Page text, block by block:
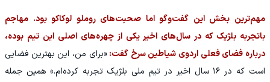
مهم‌ترین بخش این گفت‌وگو اما صحبت‌های روملو لوکاکو بود. مهاجم
باتجربه بلژیک که در سال‌های اخیر یکی از چهره‌های اصلی این تیم بوده،
درباره فضای فعلی اردوی شیاطین سرخ گفت: «برای من، این بهترین فضایی
است که در ۱۶ سال اخیر در تیم ملی بلژیک تجربه کرده‌ام.» همین جمله